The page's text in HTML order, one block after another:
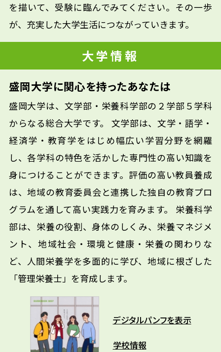
を描いて、受験に臨んでみてください。その一歩
が、充実した大学生活につながっていきます。
大学情報
盛岡大学に関心を持ったあなたは
盛岡大学は、文学部・栄養科学部の２学部５学科
からなる総合大学です。 文学部は、文学・語学・
経済学・教育学をはじめ幅広い学習分野を網羅
し、各学科の特色を活かした専門性の高い知識を
身につけることができます。評価の高い教員養成
は、地域の教育委員会と連携した独自の教育プロ
グラムを通して高い実践力を育みます。 栄養科学
部は、栄養の役割、身体のしくみ、栄養マネジメ
ント、地域社会・環境と健康・栄養の関わりな
ど、人間栄養学を多面的に学び、地域に根ざした
「管理栄養士」を育成します。
デジタルパンフを表示
学校情報